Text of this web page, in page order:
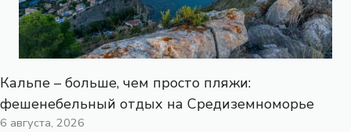
Кальпе – больше, чем просто пляжи:
фешенебельный отдых на Средиземноморье
6 августа, 2026